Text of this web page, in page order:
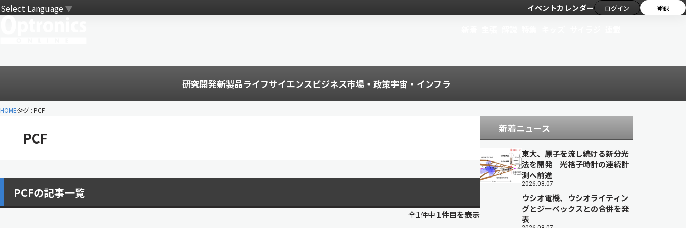
Select Language▼ イベントカレンダー ログイン 登録
研究開発新製品ライフサイエンスビジネス市場・政策宇宙・インフラ
HOMEタグ : PCF
PCF
PCFの記事一覧
全1件中 1件目を表示
新着ニュース
東大、原子を流し続ける新分光
法を開発 光格子時計の連続計
測へ前進
2026.08.07
ウシオ電機、ウシオライティン
グとジーベックスとの合併を発
表